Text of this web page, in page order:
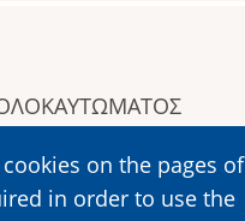
on the pages of
in order to use the